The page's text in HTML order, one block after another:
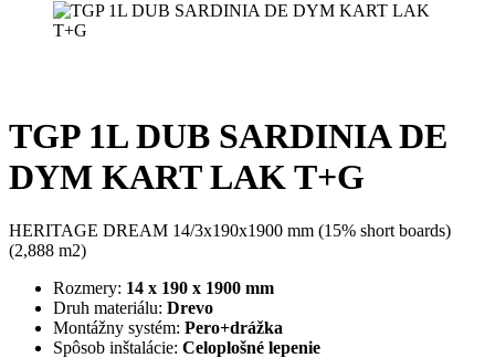
TGP 1L DUB SARDINIA DE
DYM KART LAK T+G
HERITAGE DREAM 14/3x190x1900 mm (15% short boards)
(2,888 m2)
Rozmery: 14 x 190 x 1900 mm
Druh materiálu: Drevo
Montážny systém: Pero+drážka
Spôsob inštalácie: Celoplošné lepenie